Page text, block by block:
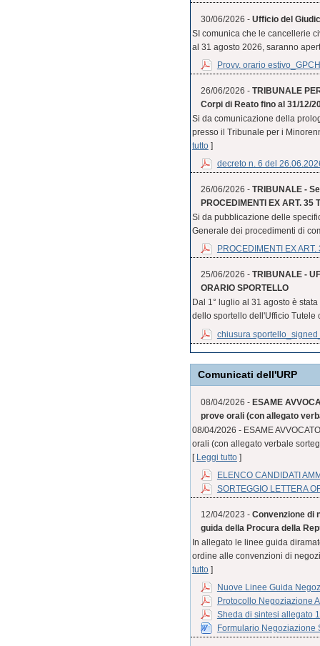
30/06/2026 - Ufficio del
SI comunica che le cancellerie
al 31 agosto 2026, saranno
Provv. orario
26/06/2026 - TRIBUNALE
Corpi di Reato fino al 31/12/
Si da comunicazione della
presso il Tribunale per i
tutto]
decreto n. 6 del
26/06/2026 - TRIBUNALE -
PROCEDIMENTI EX ART.
Si da pubblicazione delle
Generale dei procedimenti di
PROCEDIMENTI EX
25/06/2026 - TRIBUNALE -
ORARIO SPORTELLO
Dal 1° luglio al 31 agosto è
dello sportello dell'Ufficio Tutele
chiusura
Comunicati dell'URP
08/04/2026 - ESAME
prove orali (con allegato
08/04/2026 - ESAME
orali (con allegato verbale
[
Leggi tutto]
ELENCO CANDIDATI
SORTEGGIO LETTERA
12/04/2023 - Convenzione di
guida della Procura della
In allegato le linee guida
ordine alle convenzioni di
tutto]
Nuove Linee Guida
Protocollo Negoziazione
Sheda di sintesi allegato
Formulario Negoziazione